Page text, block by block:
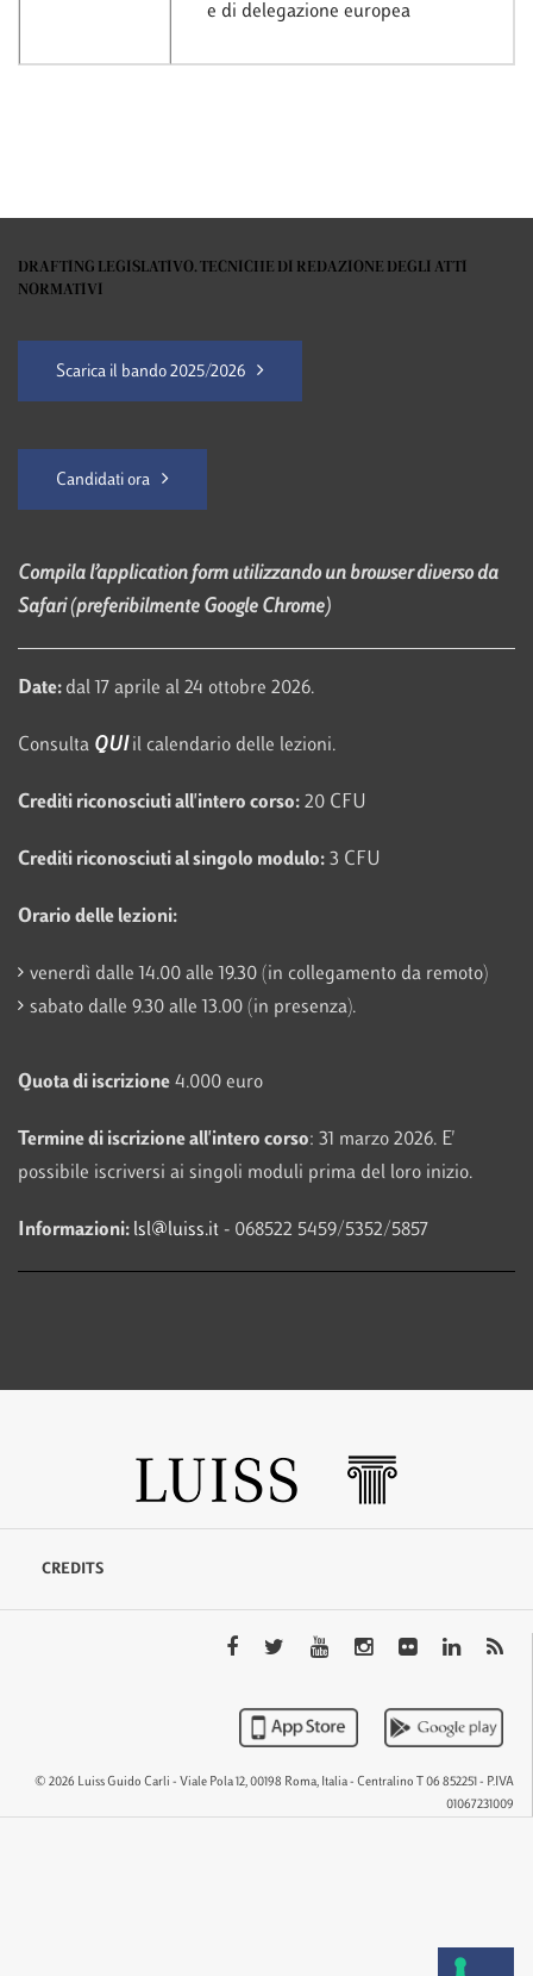
e di delegazione europea
DRAFTING LEGISLATIVO. TECNICHE DI REDAZIONE DEGLI ATTI
NORMATIVI
Scarica il bando 2025/2026
Candidati ora
Compila l’application form utilizzando un browser diverso da
Safari (preferibilmente Google Chrome)
Date: dal 17 aprile al 24 ottobre 2026.
Consulta QUI il calendario delle lezioni.
Crediti riconosciuti all'intero corso:20 CFU
Crediti riconosciuti al singolo modulo:3 CFU
Orario delle lezioni:
venerdì dalle 14.00 alle 19.30 (in collegamento da remoto)
sabato dalle 9.30 alle 13.00 (in presenza).
Quota di iscrizione4.000 euro
Termine di iscrizione all'intero corso: 31 marzo 2026. E'
possibile iscriversi ai singoli moduli prima del loro inizio.
Informazioni: lsl@luiss.it - 068522 5459/5352/5857
CREDITS
© 2026 Luiss Guido Carli - Viale Pola 12, 00198 Roma, Italia - Centralino T 06 852251 - P.IVA
01067231009